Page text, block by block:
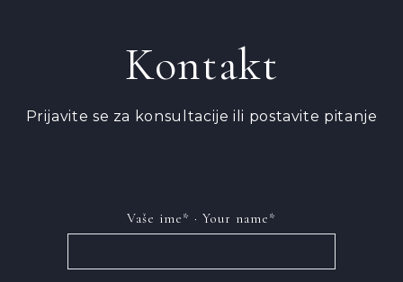
Kontakt
Prijavite se za konsultacije ili postavite pitanje
Vaše ime* · Your name*